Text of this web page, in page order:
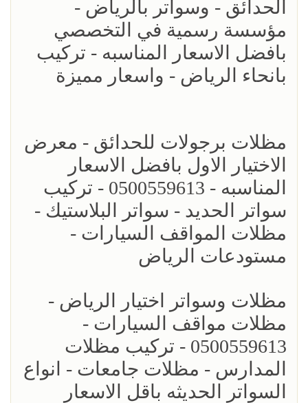
الحدائق - وسواتر بالرياض -
مؤسسة رسمية في التخصصي
بافضل الاسعار المناسبه - تركيب
بانحاء الرياض - واسعار مميزة
مظلات برجولات للحدائق - معرض
الاختيار الاول بافضل الاسعار
المناسبه - 0500559613 - تركيب
سواتر الحديد - سواتر البلاستيك -
مظلات المواقف السيارات -
مستودعات الرياض
مظلات وسواتر اختيار الرياض -
مظلات مواقف السيارات -
0500559613 - تركيب مظلات
المدارس - مظلات جامعات - انواع
السواتر الحديثه باقل الاسعار